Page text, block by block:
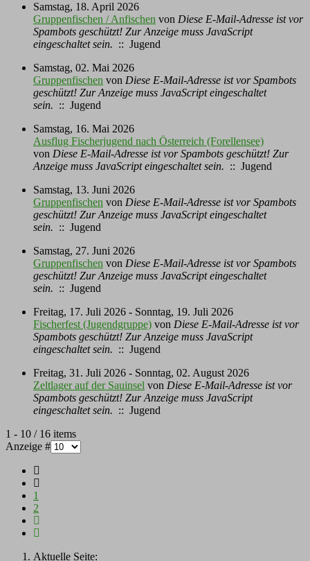
Samstag, 18. April 2026
Gruppenfischen / Anfischen von Diese E-Mail-Adresse ist vor
Spambots geschützt! Zur Anzeige muss JavaScript
eingeschaltet sein. :: Jugend
Samstag, 02. Mai 2026
Gruppenfischen von Diese E-Mail-Adresse ist vor Spambots
geschützt! Zur Anzeige muss JavaScript eingeschaltet
sein. :: Jugend
Samstag, 16. Mai 2026
Ausflug Fischerjugend nach Österreich (Forellensee)
von Diese E-Mail-Adresse ist vor Spambots geschützt! Zur
Anzeige muss JavaScript eingeschaltet sein. :: Jugend
Samstag, 13. Juni 2026
Gruppenfischen von Diese E-Mail-Adresse ist vor Spambots
geschützt! Zur Anzeige muss JavaScript eingeschaltet
sein. :: Jugend
Samstag, 27. Juni 2026
Gruppenfischen von Diese E-Mail-Adresse ist vor Spambots
geschützt! Zur Anzeige muss JavaScript eingeschaltet
sein. :: Jugend
Freitag, 17. Juli 2026 - Sonntag, 19. Juli 2026
Fischerfest (Jugendgruppe) von Diese E-Mail-Adresse ist vor
Spambots geschützt! Zur Anzeige muss JavaScript
eingeschaltet sein. :: Jugend
Freitag, 31. Juli 2026 - Sonntag, 02. August 2026
Zeltlager auf der Sauinsel von Diese E-Mail-Adresse ist vor
Spambots geschützt! Zur Anzeige muss JavaScript
eingeschaltet sein. :: Jugend
Limite der Paginierungsliste
1 - 10 / 16 items
Anzeige #
1
2
Aktuelle Seite: